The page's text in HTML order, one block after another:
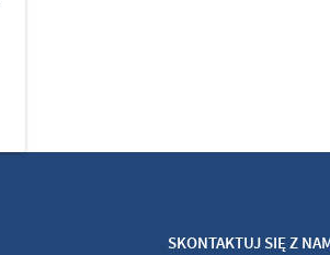
SKONTAKTUJ SIĘ Z